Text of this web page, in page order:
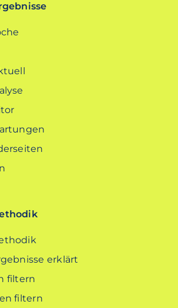
erklärt
filtern
filtern